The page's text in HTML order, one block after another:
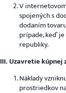
V
spojených s
dodaním
prípade, keď
republiky.
III. Uzavretie kúpnej
Náklady
prostriedkov